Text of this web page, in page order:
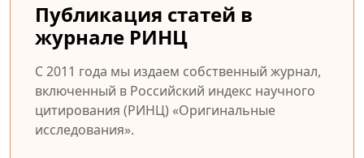
Публикация статей в
журнале РИНЦ
С 2011 года мы издаем собственный журнал,
включенный в Российский индекс научного
цитирования (РИНЦ) «Оригинальные
исследования».